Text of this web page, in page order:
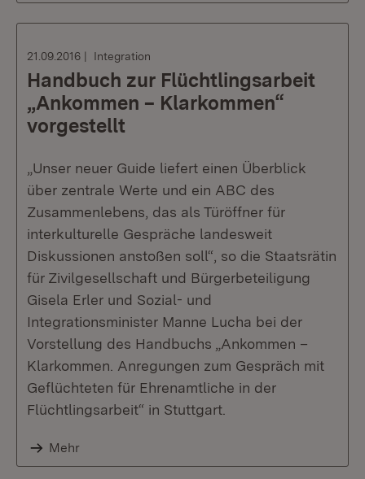
21.09.2016 Integration
Handbuch zur Flüchtlingsarbeit
„Ankommen – Klarkommen“
vorgestellt
„Unser neuer Guide liefert einen Überblick
über zentrale Werte und ein ABC des
Zusammenlebens, das als Türöffner für
interkulturelle Gespräche landesweit
Diskussionen anstoßen soll“, so die Staatsrätin
für Zivilgesellschaft und Bürgerbeteiligung
Gisela Erler und Sozial- und
Integrationsminister Manne Lucha bei der
Vorstellung des Handbuchs „Ankommen –
Klarkommen. Anregungen zum Gespräch mit
Geflüchteten für Ehrenamtliche in der
Flüchtlingsarbeit“ in Stuttgart.
Mehr